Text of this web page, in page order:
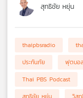
สุทธิชัย หยุ่น
thaipbsradio
ประกันภัย
ฟุตบอ
Thai PBS Podcast